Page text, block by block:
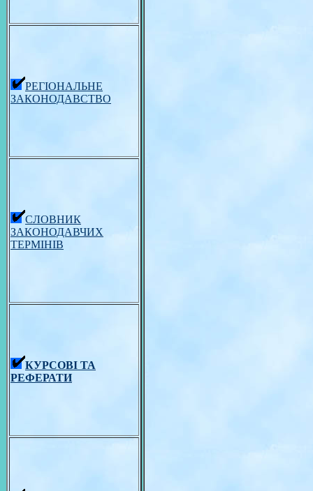
РЕГІОНАЛЬНЕ
ЗАКОНОДАВСТВО
СЛОВНИК
ЗАКОНОДАВЧИХ
ТЕРМІНІВ
КУРСОВІ ТА
РЕФЕРАТИ